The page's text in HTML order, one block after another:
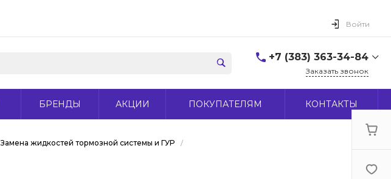
Войти
+7 (383) 363-34-84
г. Новосибирск, ул.
Заказать звонок
БРЕНДЫ АКЦИИ ПОКУПАТЕЛЯМ КОНТАКТЫ
Замена жидкостей тормозной системы и ГУР
/